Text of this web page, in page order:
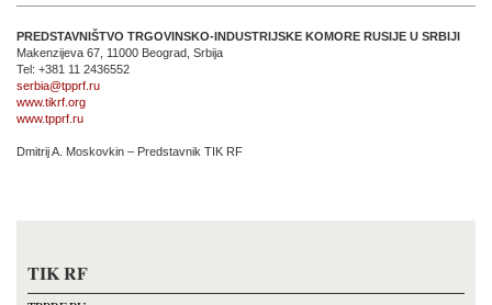
PREDSTAVNIŠTVO TRGOVINSKO-INDUSTRIJSKE KOMORE RUSIJE U SRBIJI
Makenzijeva 67, 11000 Beograd, Srbija
Tel: +381 11 2436552
serbia@tpprf.ru
www.tikrf.org
www.tpprf.ru
Dmitrij A. Moskovkin – Predstavnik TIK RF
TIK RF